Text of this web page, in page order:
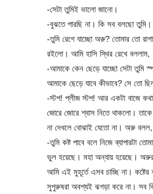
-সেটা তুমিই ভালো জানো।
-বুঝতে পারছি না। কি সব বলছো
-তুমি রেগে যাচ্ছো অরু? তোমার তো
রইলো। আমি হাসি স্থির রেখে বললাম,
-আমাকে কেন ছেড়ে যাচ্ছো সেটা তুমি
আমাকে ছেড়ে যাবে কীভাবে? সে তো
-স্টপ! প্লীজ স্টপ! আর একটা বাজে
জোরে জোরে শ্বাস নিতে থাকলো।
না দেখলে বোঝাই যেতো না। অরু বলল,
-তুমি কষ্ট পাবে বলে নিজে ব্যাপারটা
ভুল হয়েছে। মহা অন্যায় হয়েছে। অরুর
আমি এই মুহূর্তে এসব চাচ্ছি না।
সুপুরুষরা অবশ্যই ঝগড়া করে না। সব